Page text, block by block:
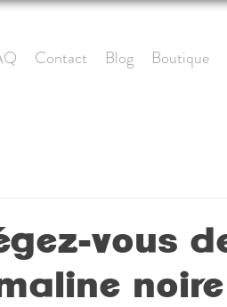
Contact Blog Boutique
vous
noire